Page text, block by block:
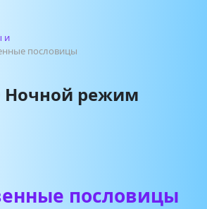
и
пословицы
Ночной режим
пословицы